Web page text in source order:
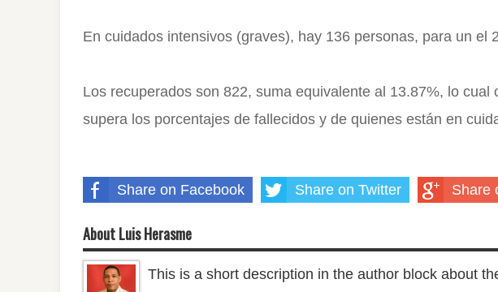
En cuidados intensivos (graves), hay 136 personas, para un el
Los recuperados son 822, suma equivalente al 13.87%, lo
supera los porcentajes de fallecidos y de quienes están en
Share on Facebook Share on Twitter Share
About Luis Herasme
This is a short description in the author block about